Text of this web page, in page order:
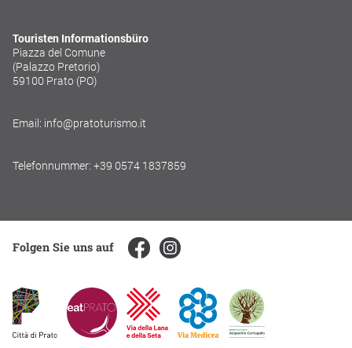
Touristen Informationsbüro
Piazza del Comune
(Palazzo Pretorio)
59100 Prato (PO)
Email: info@pratoturismo.it
Telefonnummer: +39 0574 1837859
Folgen Sie uns auf